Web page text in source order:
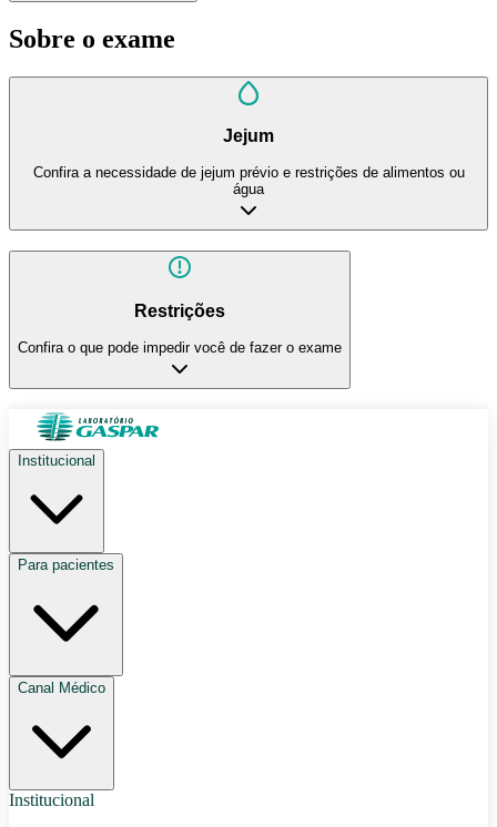
Sobre o exame
Jejum
Confira a necessidade de jejum prévio e restrições de alimentos ou
água
Restrições
Confira o que pode impedir você de fazer o exame
Institucional
Para pacientes
Canal Médico
Institucional